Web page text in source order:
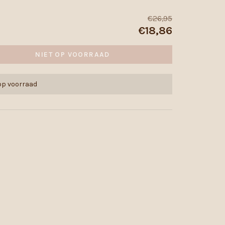
€26,95
€18,86
NIET OP VOORRAAD
voorraad